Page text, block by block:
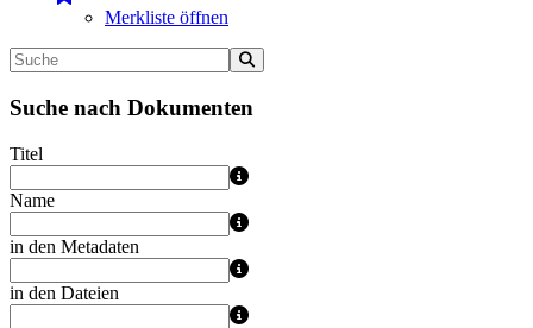
Merkliste öffnen
Suche nach Dokumenten
Titel
Name
in den Metadaten
in den Dateien